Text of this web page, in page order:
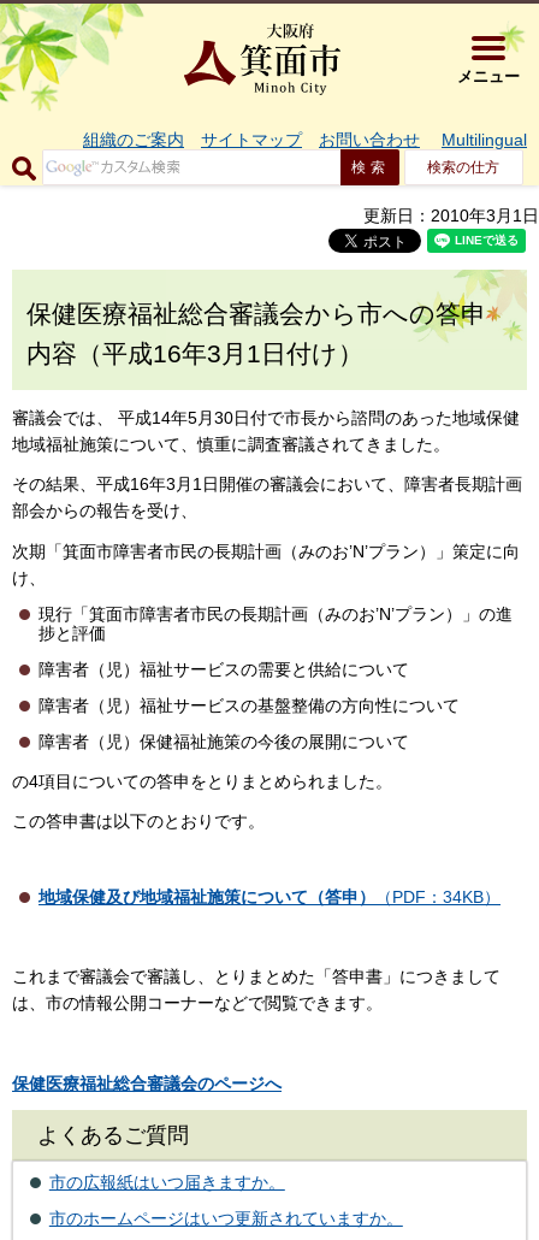
大阪府箕
メニュー
組織のご案内 サイトマップ お問い合わせ Multilingual
検索の仕方
更新日：2010年3月1日
保健医療福祉総合審議会から市への答申
内容（平成16年3月1日付け）
審議会では、 平成14年5月30日付で市長から諮問のあった地域保健
地域福祉施策について、慎重に調査審議されてきました。
その結果、平成16年3月1日開催の審議会において、障害者長期計画
部会からの報告を受け、
次期「箕面市障害者市民の長期計画（みのお’N’プラン）」策定に向
け、
現行「箕面市障害者市民の長期計画（みのお’N’プラン）」の進
捗と評価
障害者（児）福祉サービスの需要と供給について
障害者（児）福祉サービスの基盤整備の方向性について
障害者（児）保健福祉施策の今後の展開について
の4項目についての答申をとりまとめられました。
この答申書は以下のとおりです。
地域保健及び地域福祉施策について（答申） （PDF：34KB）
これまで審議会で審議し、とりまとめた「答申書」につきまして
は、市の情報公開コーナーなどで閲覧できます。
保健医療福祉総合審議会のページへ
よくあるご質問
市の広報紙はいつ届きますか。
市のホームページはいつ更新されていますか。